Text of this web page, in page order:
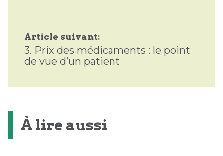
Article suivant:
3. Prix des médicaments : le point
de vue d’un patient
À lire aussi